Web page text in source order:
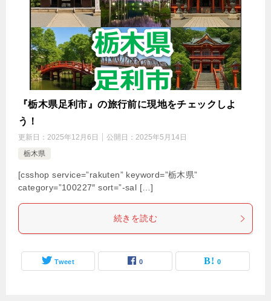
『栃木県足利市』の旅行前に現地をチェックしよ
う！
更新日： 2025年12月6日 公開日： 2025年5月14日
栃木県
[csshop service=”rakuten” keyword=”栃木県”
category=”100227″ sort=”-sal […]
続きを読む
Tweet 0 0